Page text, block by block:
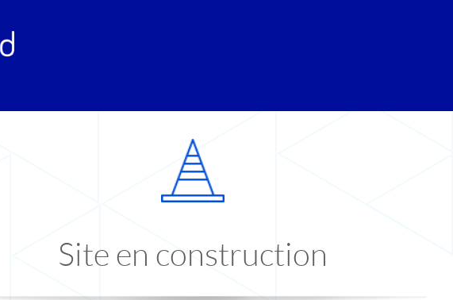
Site en construction